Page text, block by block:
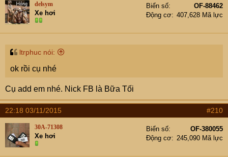
delsym
Xe hơi
Biển số
OF-88462
Động cơ
407,628 Mã lực
ltrphuc nói:
ok rồi cụ nhé
Cụ add em nhé. Nick FB là Bữa Tối
22:18 03/11/2015 #210
30A-71308
Xe hơi
Biển số
OF-380055
Động cơ
245,090 Mã lực